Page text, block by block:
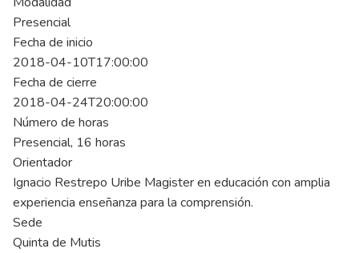
Presencial
Fecha de inicio
2018-04-10T17:00:00
Fecha de cierre
2018-04-24T20:00:00
Número de horas
Presencial, 16 horas
Orientador
Ignacio Restrepo Uribe Magister en educación con amplia
experiencia enseñanza para la comprensión.
Sede
Quinta de Mutis